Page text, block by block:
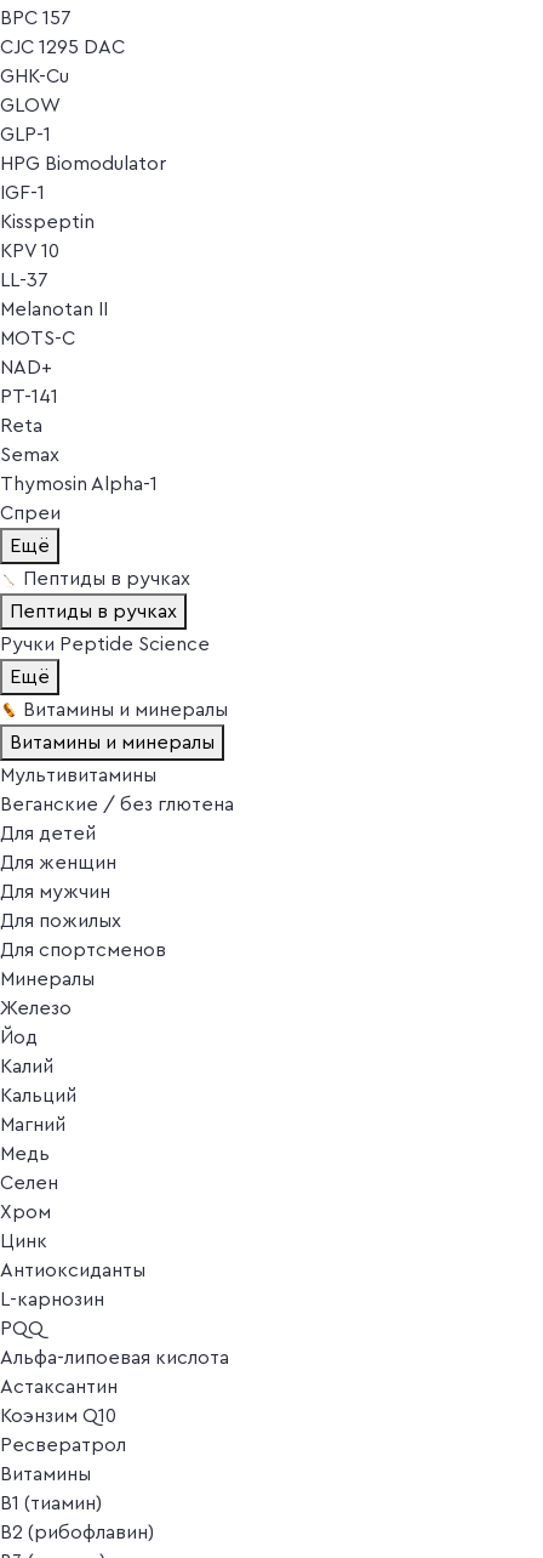
BPC 157
CJC 1295 DAC
GHK-Cu
GLOW
GLP-1
HPG Biomodulator
IGF-1
Kisspeptin
KPV 10
LL-37
Melanotan II
MOTS-C
NAD+
PT-141
Reta
Semax
Thymosin Alpha-1
Спреи
Ещё
Пептиды в ручках
Пептиды в ручках
Ручки Peptide Science
Ещё
Витамины и минералы
Витамины и минералы
Мультивитамины
Веганские / без глютена
Для детей
Для женщин
Для мужчин
Для пожилых
Для спортсменов
Минералы
Железо
Йод
Калий
Кальций
Магний
Медь
Селен
Хром
Цинк
Антиоксиданты
L-карнозин
PQQ
Альфа-липоевая кислота
Астаксантин
Коэнзим Q10
Ресвератрол
Витамины
B1 (тиамин)
B2 (рибофлавин)